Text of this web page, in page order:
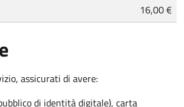
16,00 €
assicurati di avere:
di identità digitale), carta